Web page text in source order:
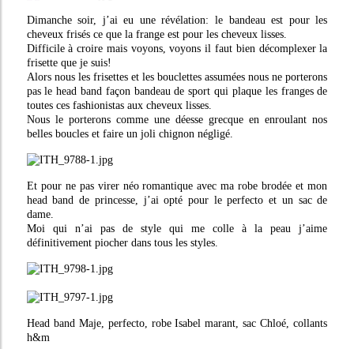
Dimanche soir, j’ai eu une révélation: le bandeau est pour les
cheveux frisés ce que la frange est pour les cheveux lisses.
Difficile à croire mais voyons, voyons il faut bien décomplexer la
frisette que je suis!
Alors nous les frisettes et les bouclettes assumées nous ne porterons
pas le head band façon bandeau de sport qui plaque les franges de
toutes ces fashionistas aux cheveux lisses.
Nous le porterons comme une déesse grecque en enroulant nos
belles boucles et faire un joli chignon négligé.
Et pour ne pas virer néo romantique avec ma robe brodée et mon
head band de princesse, j’ai opté pour le perfecto et un sac de
dame.
Moi qui n’ai pas de style qui me colle à la peau j’aime
définitivement piocher dans tous les styles.
Head band Maje, perfecto, robe Isabel marant, sac Chloé, collants
h&m